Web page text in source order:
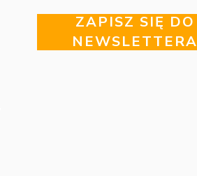
ZAPISZ SIĘ DO
NEWSLETTERA